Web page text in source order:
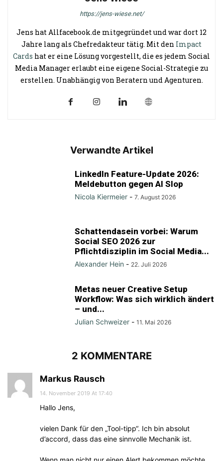
https://jens-wiese.net/
Jens hat Allfacebook.de mitgegründet und war dort 12
Jahre lang als Chefredakteur tätig. Mit den Impact
Cards hat er eine Lösung vorgestellt, die es jedem Social
Media Manager erlaubt eine eigene Social-Strategie zu
erstellen. Unabhängig von Beratern und Agenturen.
Verwandte Artikel
LinkedIn Feature-Update 2026:
Meldebutton gegen AI Slop
Nicola Kiermeier - 7. August 2026
Schattendasein vorbei: Warum
Social SEO 2026 zur
Pflichtdisziplin im Social Media...
Alexander Hein - 22. Juli 2026
Metas neuer Creative Setup
Workflow: Was sich wirklich ändert
– und...
Julian Schweizer - 11. Mai 2026
2 KOMMENTARE
Markus Rausch
14. November 2019 At 17:40
Hallo Jens,
vielen Dank für den „Tool-tipp“. Ich bin absolut
d’accord, dass das eine sinnvolle Mechanik ist.